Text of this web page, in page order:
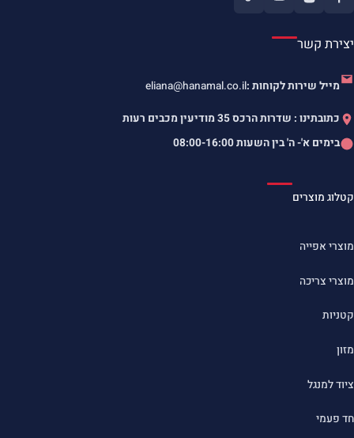
יצירת קשר
מייל שירות לקוחות :eliana@hanamal.co.il
כתובתינו : שדרות הרכס 35 מודיעין מכבים רעות
בימים א'- ה' בין השעות08:00-16:00
קטלוג מוצרים
מוצרי אפייה
מוצרי צריכה
קטניות
מזון
ציוד למנגל
חד פעמי